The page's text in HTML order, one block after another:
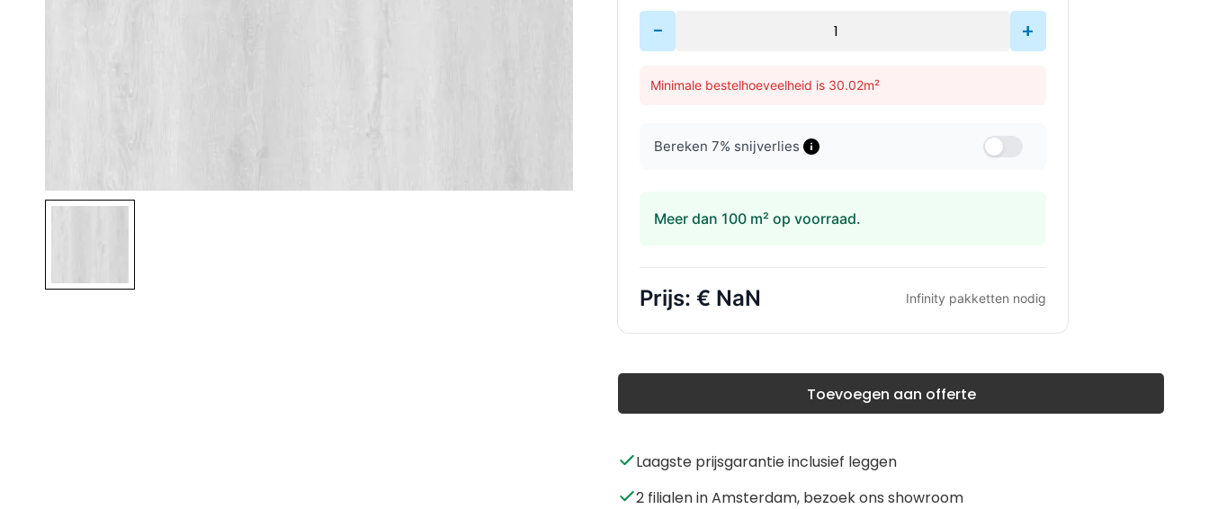
- +
Minimale bestelhoeveelheid is 30.02m²
Bereken 7% snijverlies
Meer dan 100 m² op voorraad.
Prijs: € NaN Infinity pakketten nodig
Toevoegen aan offerte
Laagste prijsgarantie inclusief leggen
2 filialen in Amsterdam, bezoek ons showroom